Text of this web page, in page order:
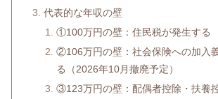
代表的な年収の壁
①100万円の壁：住民税が発生する
②106万円の壁：社会保険への加入
る（2026年10月撤廃予定）
③123万円の壁：配偶者控除・扶養